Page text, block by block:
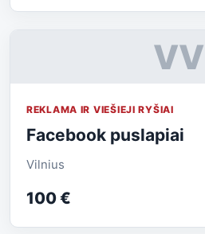
VV
REKLAMA IR VIEŠIEJI RYŠIAI
Facebook puslapiai
Vilnius
100 €